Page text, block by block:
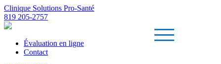
Clinique Solutions Pro-Santé
819 205-2757
Évaluation en ligne
Contact